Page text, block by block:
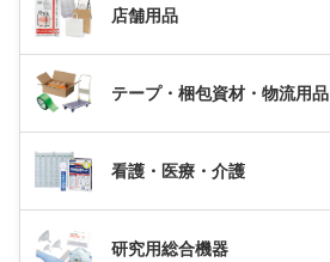
店舗用品
テープ・梱包資材・物流用品
看護・医療・介護
研究用総合機器